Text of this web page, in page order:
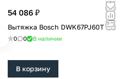
54 086 ₽
Вытяжка Bosch DWK67PJ60T
0 0 В наличии
В корзину